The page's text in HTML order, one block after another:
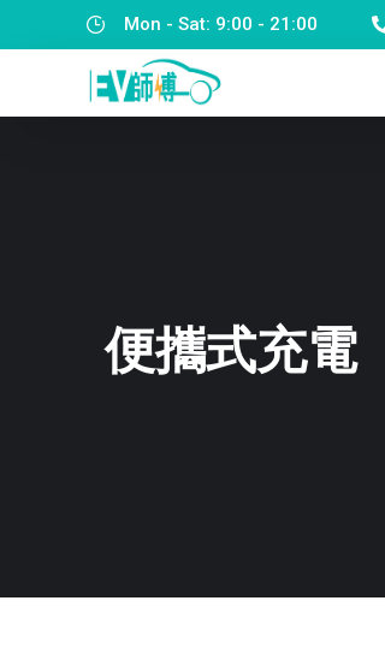
Mon - Sat: 9:00 - 21:00
便攜式充電